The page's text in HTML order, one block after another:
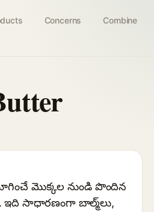
Concerns Combine
మొక్కల నుండి పొందిన
ఇది సాధారణంగా బాల్మ్‌లు,